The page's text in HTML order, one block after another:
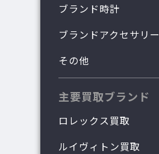
ブランド時計
ブランドアクセサリー
その他
主要買取ブランド
ロレックス買取
ルイヴィトン買取